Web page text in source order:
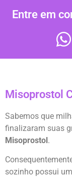
Entre em
Misoprostol
Sabemos que
finalizaram suas
Misoprostol.
sozinho possui